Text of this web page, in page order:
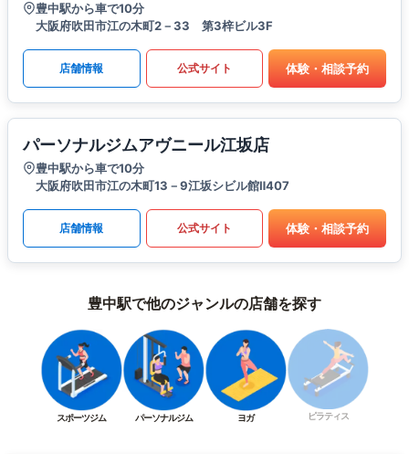
豊中駅から車で10分
大阪府吹田市江の木町2－33 第3梓ビル3F
店舗情報 公式サイト 体験・相談予約
パーソナルジムアヴニール江坂店
豊中駅から車で10分
大阪府吹田市江の木町13－9江坂シビル館Ⅱ407
店舗情報 公式サイト 体験・相談予約
豊中駅で他のジャンルの店舗を探す
スポーツジム パーソナルジム ヨガ ピラティス